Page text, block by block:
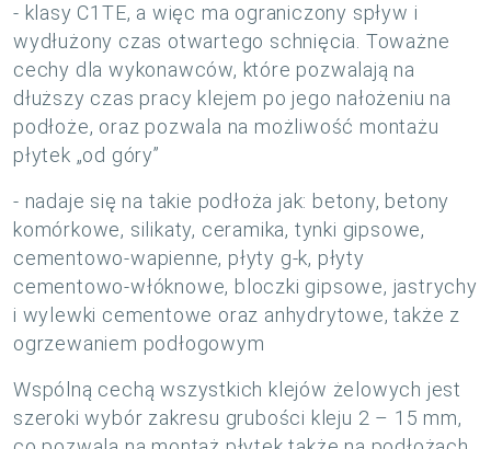
- klasy C1TE, a więc ma ograniczony spływ i
wydłużony czas otwartego schnięcia. Toważne
cechy dla wykonawców, które pozwalają na
dłuższy czas pracy klejem po jego nałożeniu na
podłoże, oraz pozwala na możliwość montażu
płytek „od góry”
- nadaje się na takie podłoża jak: betony, betony
komórkowe, silikaty, ceramika, tynki gipsowe,
cementowo-wapienne, płyty g-k, płyty
cementowo-włóknowe, bloczki gipsowe, jastrychy
i wylewki cementowe oraz anhydrytowe, także z
ogrzewaniem podłogowym
Wspólną cechą wszystkich klejów żelowych jest
szeroki wybór zakresu grubości kleju 2 – 15 mm,